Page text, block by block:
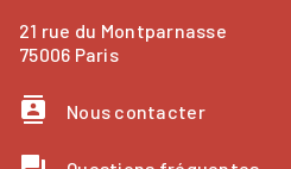
21 rue du Montparnasse
75006 Paris
contacts Nous contacter